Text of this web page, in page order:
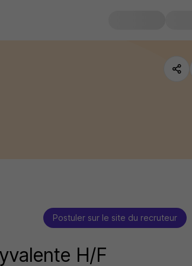
Postuler sur le site du recruteur
H/F